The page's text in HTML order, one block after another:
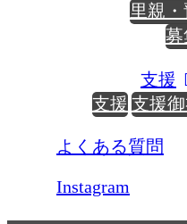
里親
募
支援
支援 支援
よくある質問
Instagram